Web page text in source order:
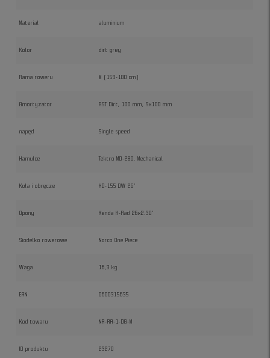
Materiał aluminium
Kolor dirt grey
Rama roweru M (159-180 cm)
Amortyzator RST Dirt, 100 mm, 9x100 mm
napęd Single speed
Hamulce Tektro MD-280, Mechanical
Koła i obręcze XD-155 DW 26"
Opony Kenda K-Rad 26x2.30"
Siodełko rowerowe Norco One Piece
Waga 16,3 kg
EAN 0600315635
Kod towaru NR-RA-1-DG-M
ID produktu 23270